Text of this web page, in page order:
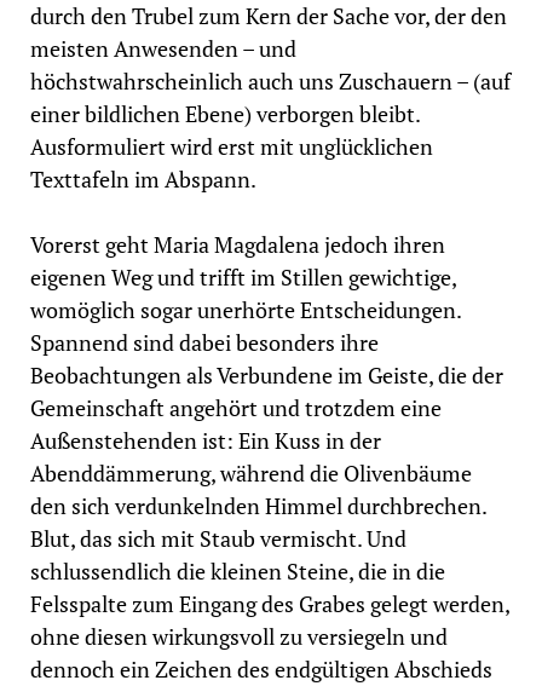
durch den Trubel zum Kern der Sache vor, der den
meisten Anwesenden – und
höchstwahrscheinlich auch uns Zuschauern – (auf
einer bildlichen Ebene) verborgen bleibt.
Ausformuliert wird erst mit unglücklichen
Texttafeln im Abspann.
Vorerst geht Maria Magdalena jedoch ihren
eigenen Weg und trifft im Stillen gewichtige,
womöglich sogar unerhörte Entscheidungen.
Spannend sind dabei besonders ihre
Beobachtungen als Verbundene im Geiste, die der
Gemeinschaft angehört und trotzdem eine
Außenstehenden ist: Ein Kuss in der
Abenddämmerung, während die Olivenbäume
den sich verdunkelnden Himmel durchbrechen.
Blut, das sich mit Staub vermischt. Und
schlussendlich die kleinen Steine, die in die
Felsspalte zum Eingang des Grabes gelegt werden,
ohne diesen wirkungsvoll zu versiegeln und
dennoch ein Zeichen des endgültigen Abschieds